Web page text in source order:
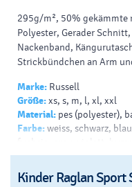
295g/m², 50% gekämmte
Polyester, Gerader
Nackenband,
Strickbündchen an Arm
Marke: Russell
Größe:xs, s, m, l, xl, xxl
Material: pes (polyester),
Farbe:weiss, schwarz,
fuchsie, grau, violett,
Drück:siebdruck -
auf t-shirts - v, drucken -
b, siebdruck - dunkles t-
Kinder Raglan Sport